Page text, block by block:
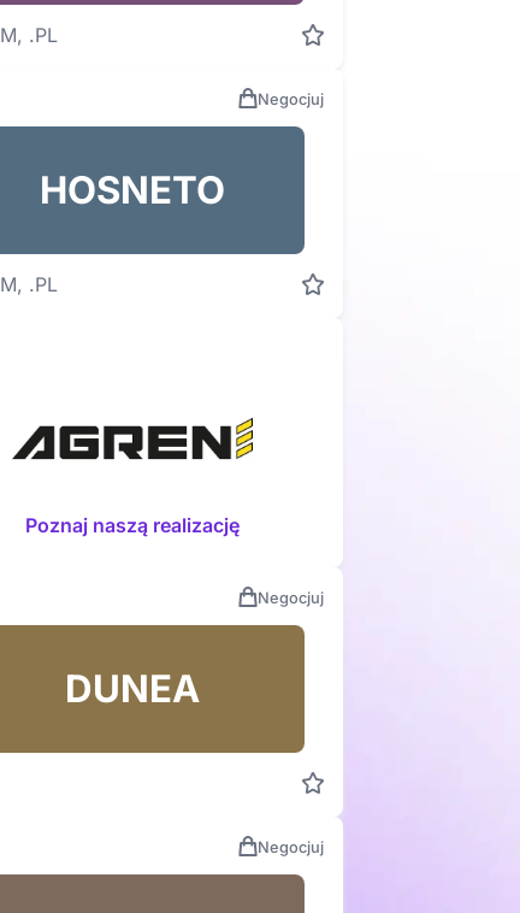
.PL
Negocjuj
HOSNETO
.PL
Poznaj naszą realizację
Negocjuj
DUNEA
Negocjuj